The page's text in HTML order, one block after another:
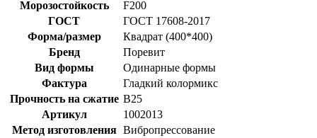
Морозостойкость
F200
ГОСТ
ГОСТ 17608-2017
Форма/размер
Квадрат (400*400)
Бренд
Поревит
Вид формы
Одинарные формы
Фактура
Гладкий колормикс
Прочность на сжатие B25
Артикул
1002013
Метод изготовления Вибропрессование